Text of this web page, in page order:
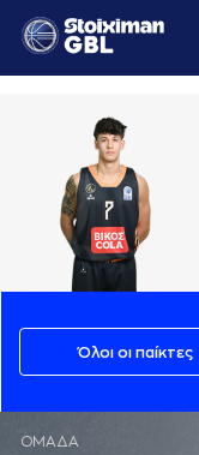
Όλοι οι παίκτες
ΟΜΑΔΑ